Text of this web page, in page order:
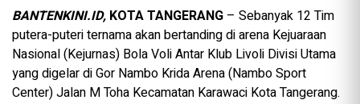
BANTENKINI.ID, KOTA TANGERANG – Sebanyak 12 Tim
putera-puteri ternama akan bertanding di arena Kejuaraan
Nasional (Kejurnas) Bola Voli Antar Klub Livoli Divisi Utama
yang digelar di Gor Nambo Krida Arena (Nambo Sport
Center) Jalan M Toha Kecamatan Karawaci Kota Tangerang.